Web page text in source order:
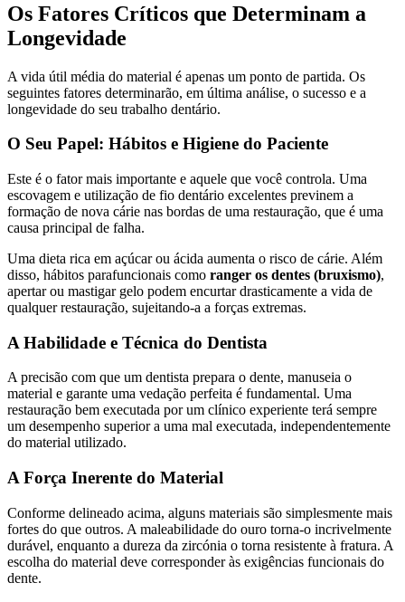
Os Fatores Críticos que Determinam a
Longevidade
A vida útil média do material é apenas um ponto de partida. Os
seguintes fatores determinarão, em última análise, o sucesso e a
longevidade do seu trabalho dentário.
O Seu Papel: Hábitos e Higiene do Paciente
Este é o fator mais importante e aquele que você controla. Uma
escovagem e utilização de fio dentário excelentes previnem a
formação de nova cárie nas bordas de uma restauração, que é uma
causa principal de falha.
Uma dieta rica em açúcar ou ácida aumenta o risco de cárie. Além
disso, hábitos parafuncionais como ranger os dentes (bruxismo),
apertar ou mastigar gelo podem encurtar drasticamente a vida de
qualquer restauração, sujeitando-a a forças extremas.
A Habilidade e Técnica do Dentista
A precisão com que um dentista prepara o dente, manuseia o
material e garante uma vedação perfeita é fundamental. Uma
restauração bem executada por um clínico experiente terá sempre
um desempenho superior a uma mal executada, independentemente
do material utilizado.
A Força Inerente do Material
Conforme delineado acima, alguns materiais são simplesmente mais
fortes do que outros. A maleabilidade do ouro torna-o incrivelmente
durável, enquanto a dureza da zircónia o torna resistente à fratura. A
escolha do material deve corresponder às exigências funcionais do
dente.